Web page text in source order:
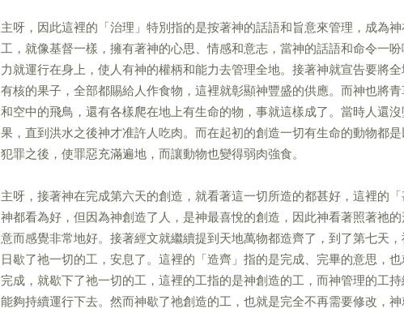
主呀，因此這裡的「治理」特別指的是按著神的話語和旨意來管理，成為
工，就像基督一樣，擁有著神的心思、情感和意志，當神的話語和命令一
力就運行在身上，使人有神的權柄和能力去管理全地。接著神就宣告要將
有核的果子，全部都賜給人作食物，這裡就彰顯神豐盛的供應。而神也將
和空中的飛鳥，還有各樣爬在地上有生命的物，事就這樣成了。當時人還
果，直到洪水之後神才准許人吃肉。而在起初的創造一切有生命的動物都
犯罪之後，使罪惡充滿遍地，而讓動物也變得弱肉強食。
主呀，接著神在完成第六天的創造，就看著這一切所造的都甚好，這裡的
神都看為好，但因為神創造了人，是神最喜悅的創造，因此神看著照著祂
意而感覺非常地好。接著經文就繼續提到天地萬物都造齊了，到了第七天
日歇了祂一切的工，安息了。這裡的「造齊」指的是完成、完畢的意思，
完成，就歇下了祂一切的工，這裡的工指的是神創造的工，而神管理的工
能夠持續運行下去。然而神歇了祂創造的工，也就是完全不再需要修改，